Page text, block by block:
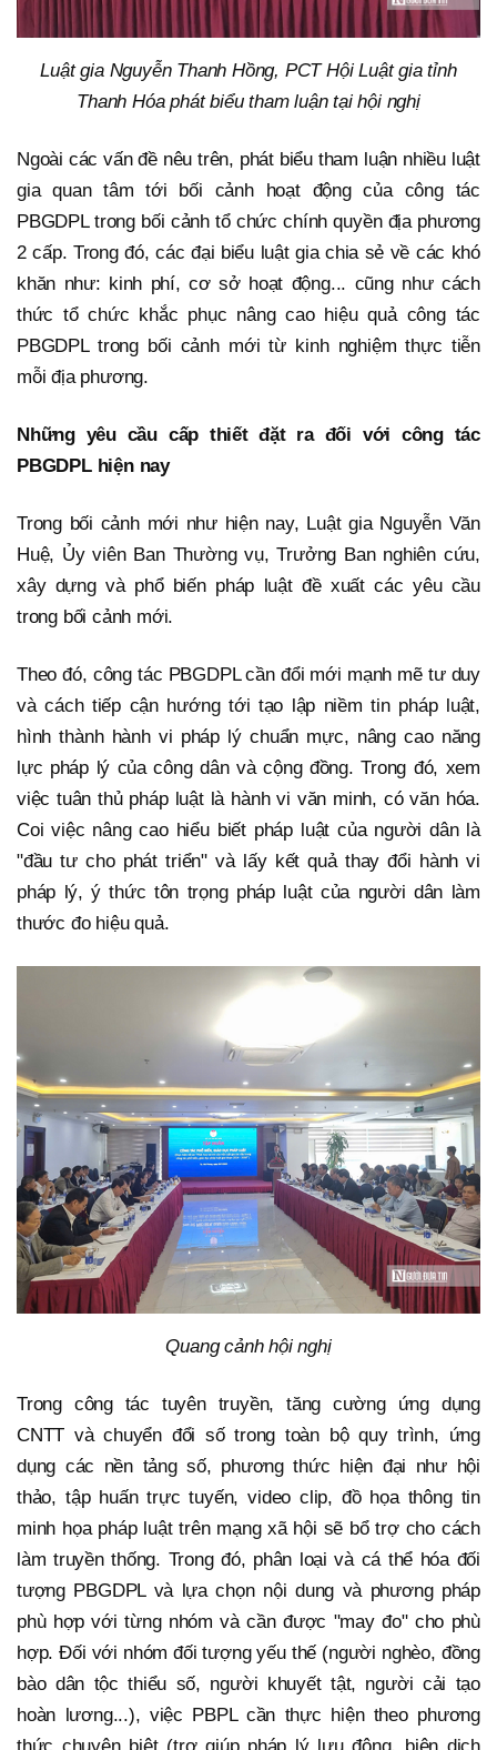
Luật gia Nguyễn Thanh Hồng, PCT Hội Luật gia tỉnh
Thanh Hóa phát biểu tham luận tại hội nghị
Ngoài các vấn đề nêu trên, phát biểu tham luận nhiều luật
gia quan tâm tới bối cảnh hoạt động của công tác
PBGDPL trong bối cảnh tổ chức chính quyền địa phương
2 cấp. Trong đó, các đại biểu luật gia chia sẻ về các khó
khăn như: kinh phí, cơ sở hoạt động... cũng như cách
thức tổ chức khắc phục nâng cao hiệu quả công tác
PBGDPL trong bối cảnh mới từ kinh nghiệm thực tiễn
mỗi địa phương.
Những yêu cầu cấp thiết đặt ra đối với công tác
PBGDPL hiện nay
Trong bối cảnh mới như hiện nay, Luật gia Nguyễn Văn
Huệ, Ủy viên Ban Thường vụ, Trưởng Ban nghiên cứu,
xây dựng và phổ biến pháp luật đề xuất các yêu cầu
trong bối cảnh mới.
Theo đó, công tác PBGDPL cần đổi mới mạnh mẽ tư duy
và cách tiếp cận hướng tới tạo lập niềm tin pháp luật,
hình thành hành vi pháp lý chuẩn mực, nâng cao năng
lực pháp lý của công dân và cộng đồng. Trong đó, xem
việc tuân thủ pháp luật là hành vi văn minh, có văn hóa.
Coi việc nâng cao hiểu biết pháp luật của người dân là
"đầu tư cho phát triển" và lấy kết quả thay đổi hành vi
pháp lý, ý thức tôn trọng pháp luật của người dân làm
thước đo hiệu quả.
Quang cảnh hội nghị
Trong công tác tuyên truyền, tăng cường ứng dụng
CNTT và chuyển đổi số trong toàn bộ quy trình, ứng
dụng các nền tảng số, phương thức hiện đại như hội
thảo, tập huấn trực tuyến, video clip, đồ họa thông tin
minh họa pháp luật trên mạng xã hội sẽ bổ trợ cho cách
làm truyền thống. Trong đó, phân loại và cá thể hóa đối
tượng PBGDPL và lựa chọn nội dung và phương pháp
phù hợp với từng nhóm và cần được "may đo" cho phù
hợp. Đối với nhóm đối tượng yếu thế (người nghèo, đồng
bào dân tộc thiểu số, người khuyết tật, người cải tạo
hoàn lương...), việc PBPL cần thực hiện theo phương